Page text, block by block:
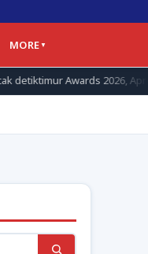
MORE
Apresiasi untuk